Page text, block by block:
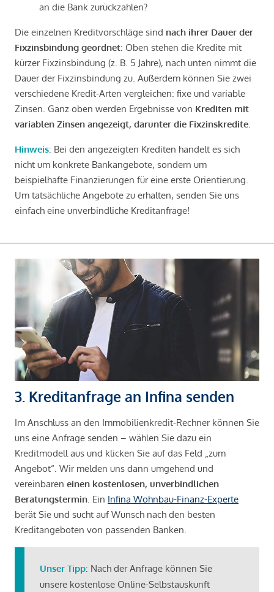
an die Bank zurückzahlen?
Die einzelnen Kreditvorschläge sind nach ihrer Dauer der
Fixzinsbindung geordnet: Oben stehen die Kredite mit
kürzer Fixzinsbindung (z. B. 5 Jahre), nach unten nimmt die
Dauer der Fixzinsbindung zu. Außerdem können Sie zwei
verschiedene Kredit-Arten vergleichen: fixe und variable
Zinsen. Ganz oben werden Ergebnisse von Krediten mit
variablen Zinsen angezeigt, darunter die Fixzinskredite
Hinweis: Bei den angezeigten Krediten handelt es sich
nicht um konkrete Bankangebote, sondern um
beispielhafte Finanzierungen für eine erste Orientierung.
Um tatsächliche Angebote zu erhalten, senden Sie uns
einfach eine unverbindliche Kreditanfrage!
3. Kreditanfrage an Infina senden
Im Anschluss an den Immobilienkredit-Rechner können Sie
uns eine Anfrage senden – wählen Sie dazu ein
Kreditmodell aus und klicken Sie auf das Feld „zum
Angebot“. Wir melden uns dann umgehend und
vereinbaren einen kostenlosen, unverbindlichen
Beratungstermin . Ein Infina Wohnbau-Finanz-Experte
berät Sie und sucht auf Wunsch nach den besten
Kreditangeboten von passenden Banken.
Unser Tipp: Nach der Anfrage können Sie
unsere kostenlose Online-Selbstauskunft